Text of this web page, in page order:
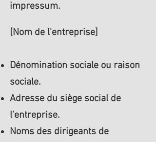
impressum.
[Nom de l'entreprise]
Dénomination sociale ou raison
sociale.
Adresse du siège social de
l’entreprise.
Noms des dirigeants de